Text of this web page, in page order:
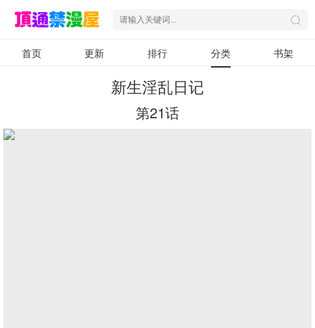
首页 更新 排行 分类 书架
新生淫乱日记
第21话